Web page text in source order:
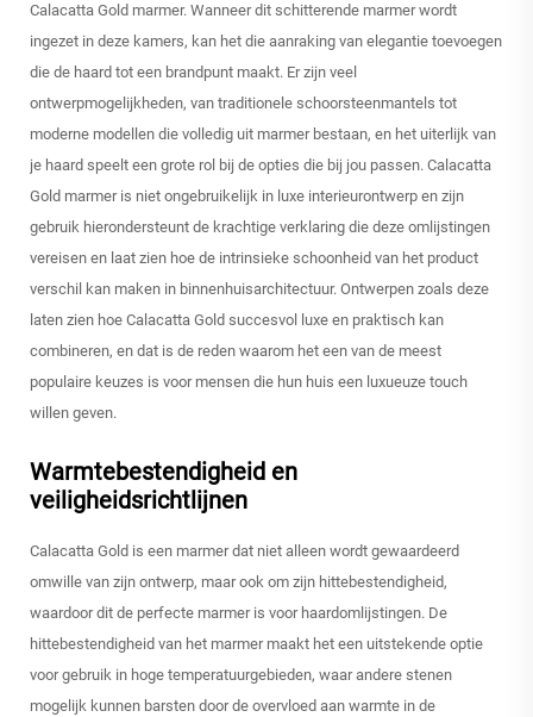
Calacatta Gold marmer. Wanneer dit schitterende marmer wordt
ingezet in deze kamers, kan het die aanraking van elegantie toevoegen
die de haard tot een brandpunt maakt. Er zijn veel
ontwerpmogelijkheden, van traditionele schoorsteenmantels tot
moderne modellen die volledig uit marmer bestaan, en het uiterlijk van
je haard speelt een grote rol bij de opties die bij jou passen. Calacatta
Gold marmer is niet ongebruikelijk in luxe interieurontwerp en zijn
gebruik hierondersteunt de krachtige verklaring die deze omlijstingen
vereisen en laat zien hoe de intrinsieke schoonheid van het product
verschil kan maken in binnenhuisarchitectuur. Ontwerpen zoals deze
laten zien hoe Calacatta Gold succesvol luxe en praktisch kan
combineren, en dat is de reden waarom het een van de meest
populaire keuzes is voor mensen die hun huis een luxueuze touch
willen geven.
Warmtebestendigheid en
veiligheidsrichtlijnen
Calacatta Gold is een marmer dat niet alleen wordt gewaardeerd
omwille van zijn ontwerp, maar ook om zijn hittebestendigheid,
waardoor dit de perfecte marmer is voor haardomlijstingen. De
hittebestendigheid van het marmer maakt het een uitstekende optie
voor gebruik in hoge temperatuurgebieden, waar andere stenen
mogelijk kunnen barsten door de overvloed aan warmte in de